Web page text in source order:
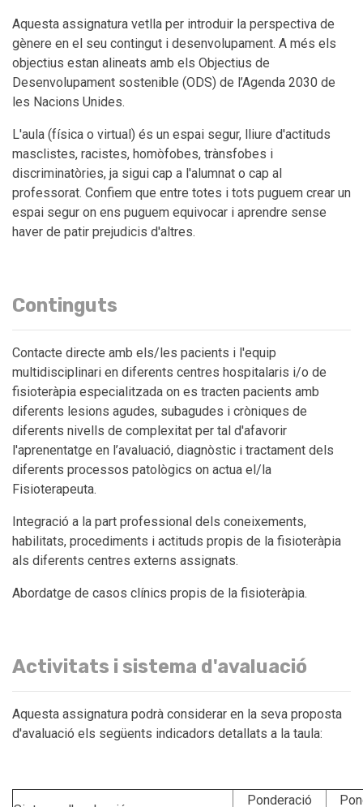
Aquesta assignatura vetlla per introduir la perspectiva de
gènere en el seu contingut i desenvolupament. A més els
objectius estan alineats amb els Objectius de
Desenvolupament sostenible (ODS) de l’Agenda 2030 de
les Nacions Unides.
L'aula (física o virtual) és un espai segur, lliure d'actituds
masclistes, racistes, homòfobes, trànsfobes i
discriminatòries, ja sigui cap a l'alumnat o cap al
professorat. Confiem que entre totes i tots puguem crear un
espai segur on ens puguem equivocar i aprendre sense
haver de patir prejudicis d'altres.
Continguts
Contacte directe amb els/les pacients i l'equip
multidisciplinari en diferents centres hospitalaris i/o de
fisioteràpia especialitzada on es tracten pacients amb
diferents lesions agudes, subagudes i cròniques de
diferents nivells de complexitat per tal d'afavorir
l'aprenentatge en l’avaluació, diagnòstic i tractament dels
diferents processos patològics on actua el/la
Fisioterapeuta.
Integració a la part professional dels coneixements,
habilitats, procediments i actituds propis de la fisioteràpia
als diferents centres externs assignats.
Abordatge de casos clínics propis de la fisioteràpia.
Activitats i sistema d'avaluació
Aquesta assignatura podrà considerar en la seva proposta
d'avaluació els següents indicadors detallats a la taula:
Ponderació